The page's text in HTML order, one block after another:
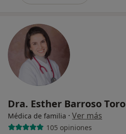
Dra. Esther Barroso Toro
Médica de familia · Ver más
105 opiniones